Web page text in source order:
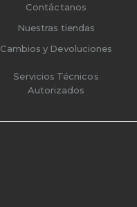
Contáctanos
Nuestras tiendas
Cambios y Devoluciones
Servicios Técnicos
Autorizados